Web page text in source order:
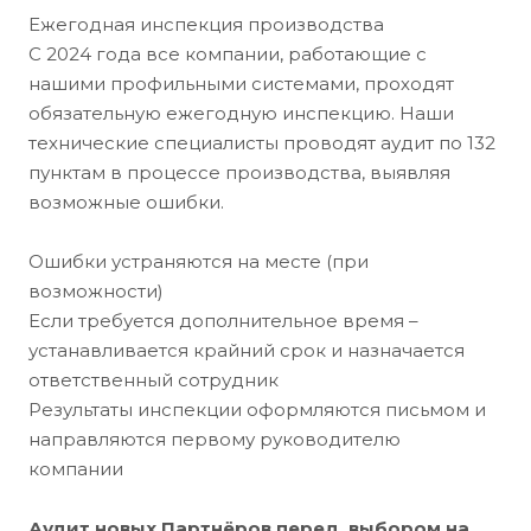
Ежегодная инспекция производства
С 2024 года все компании, работающие с
нашими профильными системами, проходят
обязательную ежегодную инспекцию. Наши
технические специалисты проводят аудит по 132
пунктам в процессе производства, выявляя
возможные ошибки.
Ошибки устраняются на месте (при
возможности)
Если требуется дополнительное время –
устанавливается крайний срок и назначается
ответственный сотрудник
Результаты инспекции оформляются письмом и
направляются первому руководителю
компании